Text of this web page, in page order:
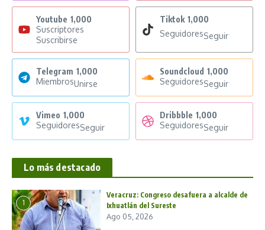
Youtube 1,000
Suscriptores
Suscribirse
Tiktok 1,000
SeguidoresSeguir
Telegram 1,000
MiembrosUnirse
Soundcloud 1,000
SeguidoresSeguir
Vimeo 1,000
SeguidoresSeguir
Dribbble 1,000
SeguidoresSeguir
Lo más destacado
1
Veracruz: Congreso desafuera a alcalde de
Ixhuatlán del Sureste
Ago 05, 2026